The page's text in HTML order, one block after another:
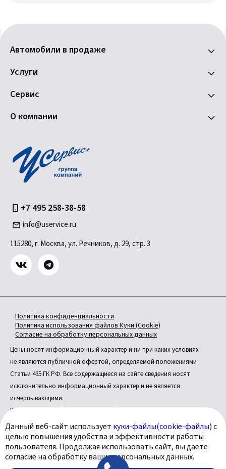
Автомобили в продаже
Услуги
Сервис
О компании
+7 495 258-38-58
info@uservice.ru
115280, г. Москва, ул. Речников, д. 29, стр. 3
Политика конфиденциальности
Политика использования файлов Куки (Cookie)
Согласие на обработку персональных данных
Цены носят информационный характер и ни при каких условиях
не являются публичной офертой, определяемой положениями
Статьи 435 ГК РФ. Все содержащиеся на сайте сведения носят
исключительно информационный характер и не является
исчерпывающими.
Все условия приобретения автомобилей, цены, спецпредложения
и комплектации автомобилей указаны с целью ознакомления.
Комплектации и цены могут быть изменены без предварительного
оповещения.
Данный веб-сайт использует куки-файлы(cookie-файлы)с
целью повышения удобства и эффективности работы
пользователя. Продолжая использовать сайт, вы даете
согласие на обработку ваших персональных данных.